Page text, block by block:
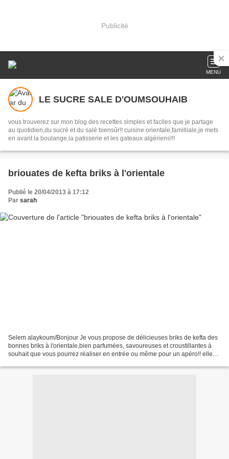
Publicité
MENU
LE SUCRE SALE D'OUMSOUHAIB
vous trouverez sur mon blog des recettes simples et faciles que je partage
au quotidien,du sucré et du salé biensûr!! cuisine orientale,familliale,je mets
en avant la boulange,la patisserie et les gateaux algériens!!!
briouates de kefta briks à l'orientale
Publié le 20/04/2013 à 17:12
Par sarah
Selem alaykoum/Bonjour Je vous propose de délicieuses briks de kefta des
bonnes briks à l'orientale,bien parfumées, savoureuses et croustillantes à
souhait que vous pourrez réaliser en entrée ou même pour un apéro!! elles